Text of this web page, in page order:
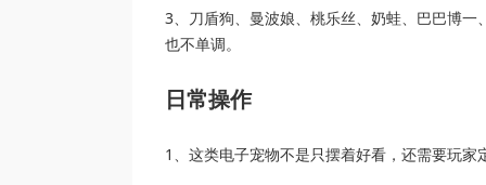
3、刀盾狗、曼波娘、桃乐丝、奶蛙、巴巴博
也不单调。
日常操作
1、这类电子宠物不是只摆着好看，还需要玩